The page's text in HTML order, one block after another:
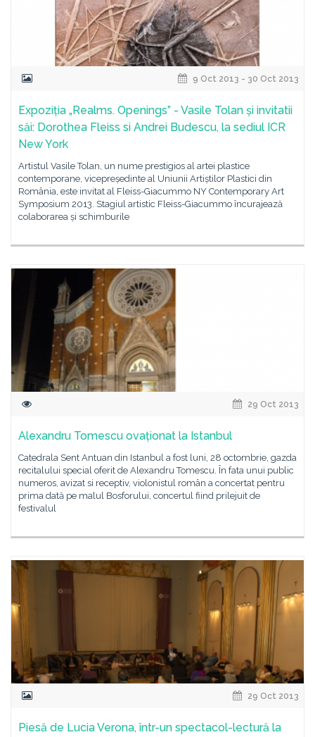
9 Oct 2013 - 30 Oct 2013
Expoziția „Realms. Openings” - Vasile Tolan și invitatii
săi: Dorothea Fleiss si Andrei Budescu, la sediul ICR
New York
Artistul Vasile Tolan, un nume prestigios al artei plastice
contemporane, vicepreședinte al Uniunii Artiștilor Plastici din
România, este invitat al Fleiss-Giacummo NY Contemporary Art
Symposium 2013. Stagiul artistic Fleiss-Giacummo încurajează
colaborarea și schimburile
29 Oct 2013
Alexandru Tomescu ovaționat la Istanbul
Catedrala Sent Antuan din Istanbul a fost luni, 28 octombrie, gazda
recitalului special oferit de Alexandru Tomescu. În fata unui public
numeros, avizat si receptiv, violonistul român a concertat pentru
prima dată pe malul Bosforului, concertul fiind prilejuit de
festivalul
29 Oct 2013
Piesă de Lucia Verona, într-un spectacol-lectură la